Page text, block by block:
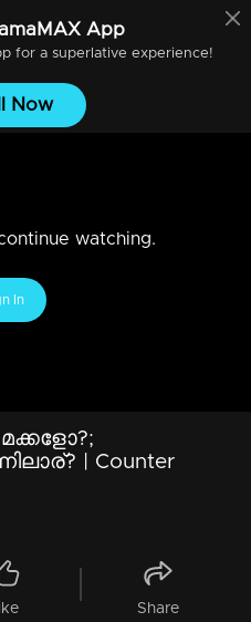
App
for a superlative experience!
Now
watching.
In
| Counter
Share